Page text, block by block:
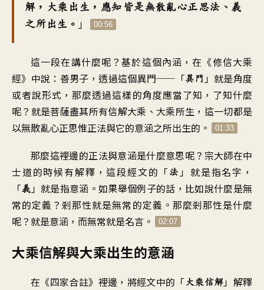
解 ， 大乘出生 ， 應知皆是無散亂心正思法、義
之所出生 。 」 00:56
這一段在講什麼呢 ？基於這個內涵 ，在《修信大乘
經》中說 ： 善男子 ，透過這個異門──「異門 」就是角度
或者說形式 ，那麼透過這樣的角度應當了知 ， 了知什麼
呢？ 就是菩薩盡其所有信解大乘 、 大乘所生 ， 這一切都是
以無散亂心正思惟正法與它的意涵之所出生的 。 01:33
那麼這裡邊的正法與意涵是什麼意思呢？ 宗大師在中
士道的時候有解釋 ， 這段經文的「 法」就是指名字 ，
「義」就是指意涵 。如果舉個例子的話 ， 比如說什麼是無
常的定義 ？剎那性就是無常的定義 。 那麼剎那性是什麼
呢？就是意涵 ， 而無常就是名言 。 02:07
大乘信解與大乘出生的意涵
在《四家合註》裡邊 ， 將經文中的「 大乘信解」 解釋